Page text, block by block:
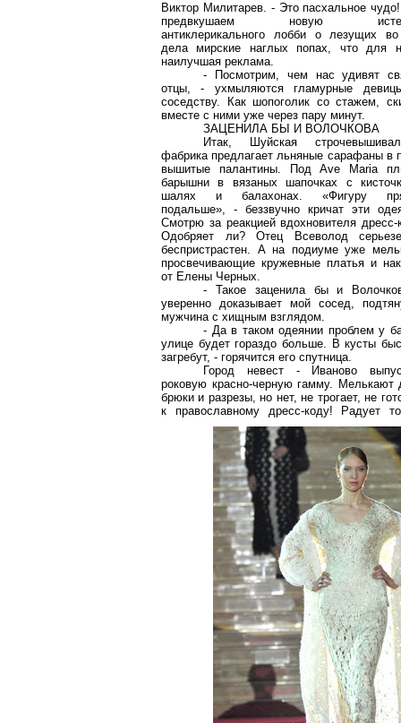
Виктор Милитарев. - Это пасхальное
предвкушаем новую
антиклерикального лобби о лезущих
дела мирские наглых попах, что для
наилучшая реклама.
- Посмотрим, чем нас удивят
отцы, - ухмыляются гламурные
соседству. Как шопоголик со стажем,
вместе с ними уже через пару минут.
ЗАЦЕНИЛА БЫ И ВОЛОЧКОВА
Итак, Шуйская
фабрика предлагает льняные сарафаны в
вышитые палантины. Под Ave Maria
барышни в вязаных шапочках с
шалях и балахонах. «Фигуру
подальше», - беззвучно кричат эти
Смотрю за реакцией вдохновителя дресс-
Одобряет ли? Отец Всеволод
беспристрастен. А на подиуме уже
просвечивающие кружевные платья и
от Елены Черных.
- Такое заценила бы и
уверенно доказывает мой сосед,
мужчина с хищным взглядом.
- Да в таком одеянии проблем у
улице будет гораздо больше. В кусты
загребут, - горячится его спутница.
Город невест - Иваново
роковую красно-черную гамму. Мелькают
брюки и разрезы, но нет, не трогает, не
к православному дресс-коду! Радует